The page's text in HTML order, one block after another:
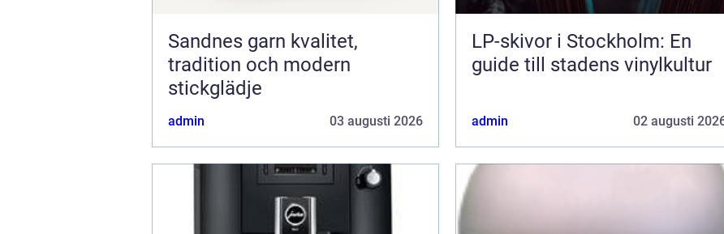
Sandnes garn kvalitet,
tradition och modern
stickglädje
admin 03 augusti 2026
LP-skivor i Stockholm: En
guide till stadens vinylkultur
admin 02 augusti